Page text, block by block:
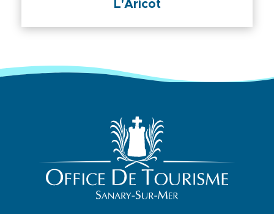
L'Aricot